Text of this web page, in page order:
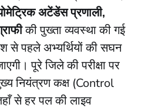
अटेंडेंस प्रणाली,
की पुख्ता व्यवस्था की गई
से पहले अभ्यर्थियों की सघन
पूरे जिले की परीक्षा पर
नियंत्रण कक्ष (Control
से हर पल की लाइव